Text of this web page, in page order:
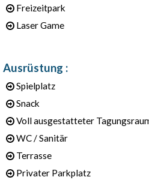
Freizeitpark
Laser Game
Ausrüstung :
Spielplatz
Snack
Voll ausgestatteter
WC / Sanitär
Terrasse
Privater Parkplatz